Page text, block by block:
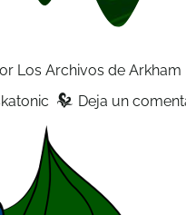
Los Archivos de Arkham
z Deja un